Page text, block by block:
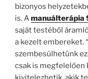
bizonyos
is. Amanuálterápia
saját testéből
a kezelt embereket. “
szembesülhetünk
csak is megfelelően